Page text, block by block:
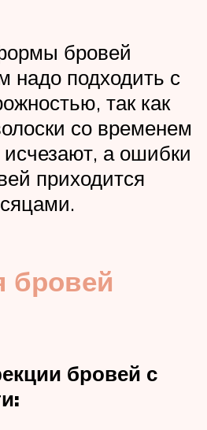
бровей
подходить с
так как
со временем
а ошибки
приходится
бровей
бровей с